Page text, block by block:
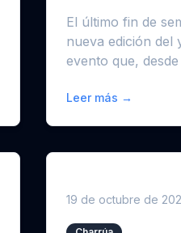
El último fin de
nueva edición del
evento que,
Leer más →
19 de octubre de